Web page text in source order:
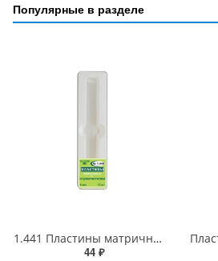
Популярные в разделе
1.441 Пластины матричные лавсановые 10 мм с ограничителем
44 ₽